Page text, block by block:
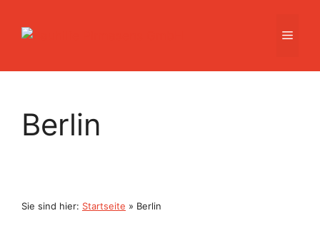
Inhalt
Berlin
Sie sind hier: Startseite » Berlin